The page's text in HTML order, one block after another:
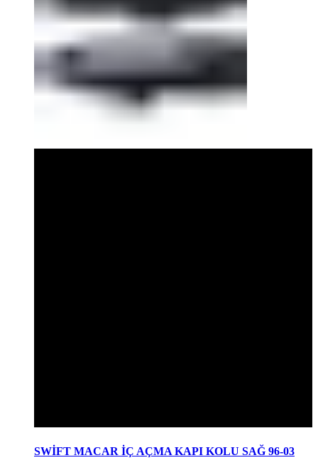
SWİFT MACAR İÇ AÇMA KAPI KOLU SAĞ 96-03